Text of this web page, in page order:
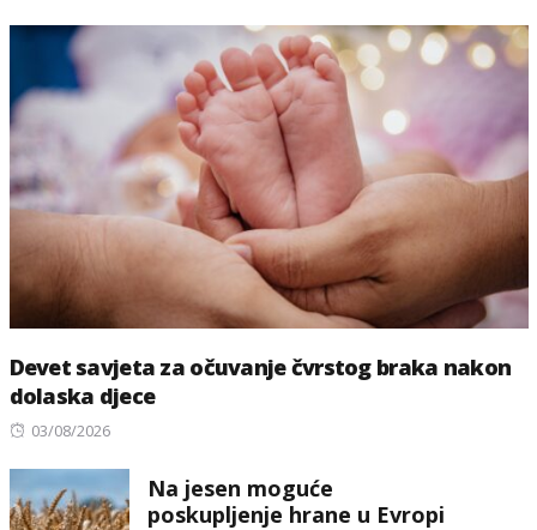
Devet savjeta za očuvanje čvrstog braka nakon
dolaska djece
Posted
03/08/2026
Na jesen moguće
poskupljenje hrane u Evropi